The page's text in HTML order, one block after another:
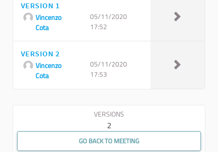
VERSION 1
Vincenzo
Cota
05/11/2020
17:52
VERSION 2
Vincenzo
Cota
05/11/2020
17:53
VERSIONS
2
GO BACK TO MEETING